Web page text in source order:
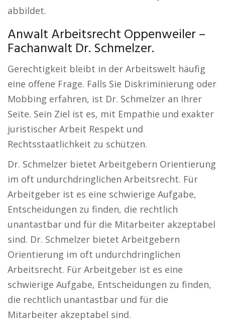
abbildet.
Anwalt Arbeitsrecht Oppenweiler –
Fachanwalt Dr. Schmelzer.
Gerechtigkeit bleibt in der Arbeitswelt häufig
eine offene Frage. Falls Sie Diskriminierung oder
Mobbing erfahren, ist Dr. Schmelzer an Ihrer
Seite. Sein Ziel ist es, mit Empathie und exakter
juristischer Arbeit Respekt und
Rechtsstaatlichkeit zu schützen.
Dr. Schmelzer bietet Arbeitgebern Orientierung
im oft undurchdringlichen Arbeitsrecht. Für
Arbeitgeber ist es eine schwierige Aufgabe,
Entscheidungen zu finden, die rechtlich
unantastbar und für die Mitarbeiter akzeptabel
sind. Dr. Schmelzer bietet Arbeitgebern
Orientierung im oft undurchdringlichen
Arbeitsrecht. Für Arbeitgeber ist es eine
schwierige Aufgabe, Entscheidungen zu finden,
die rechtlich unantastbar und für die
Mitarbeiter akzeptabel sind.